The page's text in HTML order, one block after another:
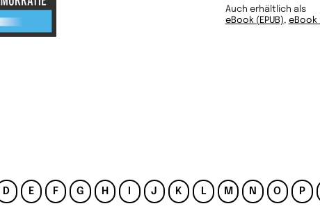
Auch erhältlich als
eBook (EPUB), eBook
D E F G H J K L M N O P